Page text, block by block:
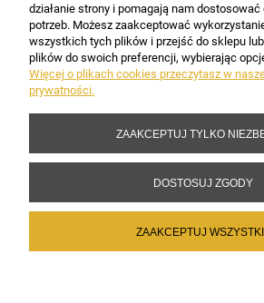
INFORMACJE
Copyright 2017-2026
działanie strony i pomagają nam
potrzeb. Możesz zaakceptować
wszystkich tych plików i przejść do sklepu
plików do swoich preferencji, wybierając
Więcej o plikach cookies przeczytasz w
prywatności.
ZAAKCEPTUJ TYLKO
DOSTOSUJ ZGODY
ZAAKCEPTUJ